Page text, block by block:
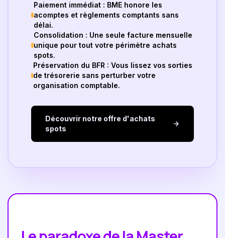
Paiement immédiat : BME honore les
acomptes et règlements comptants sans
délai.
Consolidation : Une seule facture mensuelle
unique pour tout votre périmètre achats
spots.
Préservation du BFR : Vous lissez vos sorties
de trésorerie sans perturber votre
organisation comptable.
Découvrir notre offre d'achats
spots